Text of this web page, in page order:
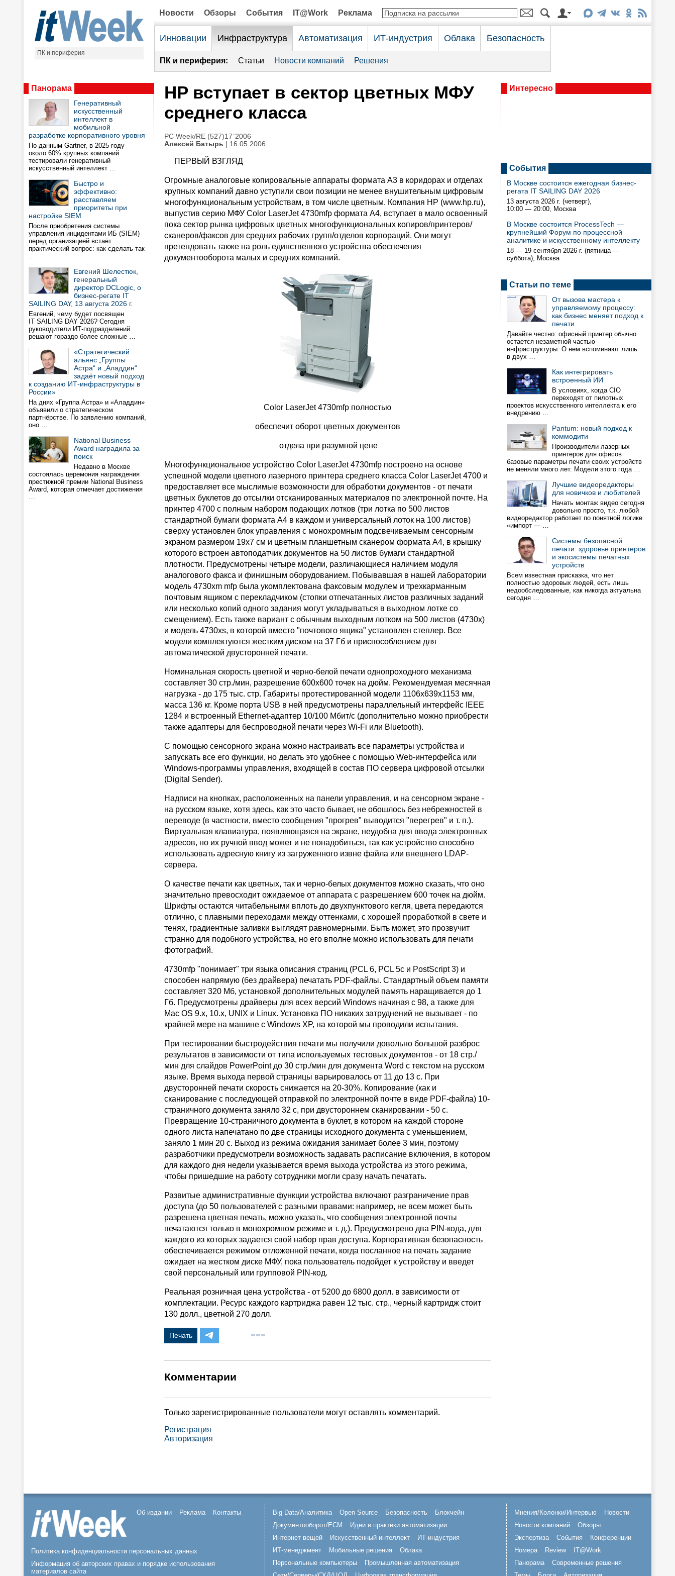
ПК и периферия
Новости Обзоры События IT@Work Реклама
Инновации Инфраструктура Автоматизация ИТ-индустрия Облака Безопасность
ПК и периферия: Статьи Новости компаний Решения
Панорама
Генеративный
искусственный
интеллект в
мобильной
разработке корпоративного уровня
По данным Gartner, в 2025 году
около 60% крупных компаний
тестировали генеративный
искусственный интеллект …
Быстро и
эффективно:
расставляем
приоритеты при
настройке SIEM
После приобретения системы
управления инцидентами ИБ (SIEM)
перед организацией встаёт
практический вопрос: как сделать так
…
Евгений Шелестюк,
генеральный
директор DCLogic, о
бизнес-регате IT
SAILING DAY, 13 августа 2026 г.
Евгений, чему будет посвящен
IT SAILING DAY 2026? Сегодня
руководители ИТ-подразделений
решают гораздо более сложные …
«Стратегический
альянс „Группы
Астра“ и „Аладдин“
задаёт новый подход
к созданию ИТ-инфраструктуры в
России»
На днях «Группа Астра» и «Аладдин»
объявили о стратегическом
партнёрстве. По заявлению компаний,
оно …
National Business
Award наградила за
поиск
Недавно в Москве
состоялась церемония награждения
престижной премии National Business
Award, которая отмечает достижения
…
HP вступает в сектор цветных МФУ
среднего класса
PC Week/RE (527)17`2006
Алексей Батырь | 16.05.2006
ПЕРВЫЙ ВЗГЛЯД
Огромные аналоговые копировальные аппараты формата А3 в коридорах и отделах
крупных компаний давно уступили свои позиции не менее внушительным цифровым
многофункциональным устройствам, в том числе цветным. Компания HP (www.hp.ru),
выпустив серию МФУ Color LaserJet 4730mfp формата А4, вступает в мало освоенный
пока сектор рынка цифровых цветных многофункциональных копиров/принтеров/
сканеров/факсов для средних рабочих групп/отделов корпораций. Они могут
претендовать также на роль единственного устройства обеспечения
документооборота малых и средних компаний.
Color LaserJet 4730mfp полностью
обеспечит оборот цветных документов
отдела при разумной цене
Многофункциональное устройство Color LaserJet 4730mfp построено на основе
успешной модели цветного лазерного принтера среднего класса Color LaserJet 4700 и
предоставляет все мыслимые возможности для обработки документов - от печати
цветных буклетов до отсылки отсканированных материалов по электронной почте. На
принтер 4700 с полным набором подающих лотков (три лотка по 500 листов
стандартной бумаги формата А4 в каждом и универсальный лоток на 100 листов)
сверху установлен блок управления с монохромным подсвечиваемым сенсорным
экраном размером 19х7 см и цветным планшетным сканером формата А4, в крышку
которого встроен автоподатчик документов на 50 листов бумаги стандартной
плотности. Предусмотрены четыре модели, различающиеся наличием модуля
аналогового факса и финишным оборудованием. Побывавшая в нашей лаборатории
модель 4730xm mfp была укомплектована факсовым модулем и трехкарманным
почтовым ящиком с перекладчиком (стопки отпечатанных листов различных заданий
или несколько копий одного задания могут укладываться в выходном лотке со
смещением). Есть также вариант с обычным выходным лотком на 500 листов (4730x)
и модель 4730xs, в которой вместо "почтового ящика" установлен степлер. Все
модели комплектуются жестким диском на 37 Гб и приспособлением для
автоматической двусторонней печати.
Номинальная скорость цветной и черно-белой печати однопроходного механизма
составляет 30 стр./мин, разрешение 600х600 точек на дюйм. Рекомендуемая месячная
нагрузка - до 175 тыс. стр. Габариты протестированной модели 1106х639х1153 мм,
масса 136 кг. Кроме порта USB в ней предусмотрены параллельный интерфейс IEEE
1284 и встроенный Ethernet-адаптер 10/100 Мбит/с (дополнительно можно приобрести
также адаптеры для беспроводной печати через Wi-Fi или Bluetooth).
С помощью сенсорного экрана можно настраивать все параметры устройства и
запускать все его функции, но делать это удобнее с помощью Web-интерфейса или
Windows-программы управления, входящей в состав ПО сервера цифровой отсылки
(Digital Sender).
Надписи на кнопках, расположенных на панели управления, и на сенсорном экране -
на русском языке, хотя здесь, как это часто бывает, не обошлось без небрежностей в
переводе (в частности, вместо сообщения "прогрев" выводится "перегрев" и т. п.).
Виртуальная клавиатура, появляющаяся на экране, неудобна для ввода электронных
адресов, но их ручной ввод может и не понадобиться, так как устройство способно
использовать адресную книгу из загруженного извне файла или внешнего LDAP-
сервера.
О качестве печати как цветных, так и черно-белых документов можно сказать, что оно
значительно превосходит ожидаемое от аппарата с разрешением 600 точек на дюйм.
Шрифты остаются читабельными вплоть до двухпунктового кегля, цвета передаются
отлично, с плавными переходами между оттенками, с хорошей проработкой в свете и
тенях, градиентные заливки выглядят равномерными. Быть может, это прозвучит
странно для подобного устройства, но его вполне можно использовать для печати
фотографий.
4730mfp "понимает" три языка описания страниц (PCL 6, PCL 5c и PostScript 3) и
способен напрямую (без драйвера) печатать PDF-файлы. Стандартный объем памяти
составляет 320 Мб, установкой дополнительных модулей память наращивается до 1
Гб. Предусмотрены драйверы для всех версий Windows начиная с 98, а также для
Mac OS 9.x, 10.x, UNIX и Linux. Установка ПО никаких затруднений не вызывает - по
крайней мере на машине с Windows XP, на которой мы проводили испытания.
При тестировании быстродействия печати мы получили довольно большой разброс
результатов в зависимости от типа используемых тестовых документов - от 18 стр./
мин для слайдов PowerPoint до 30 стр./мин для документа Word с текстом на русском
языке. Время выхода первой страницы варьировалось от 11 до 13 с. При
двусторонней печати скорость снижается на 20-30%. Копирование (как и
сканирование с последующей отправкой по электронной почте в виде PDF-файла) 10-
страничного документа заняло 32 с, при двустороннем сканировании - 50 с.
Превращение 10-страничного документа в буклет, в котором на каждой стороне
одного листа напечатано по две страницы исходного документа с уменьшением,
заняло 1 мин 20 с. Выход из режима ожидания занимает более 3 мин, поэтому
разработчики предусмотрели возможность задавать расписание включения, в котором
для каждого дня недели указывается время выхода устройства из этого режима,
чтобы пришедшие на работу сотрудники могли сразу начать печатать.
Развитые административные функции устройства включают разграничение прав
доступа (до 50 пользователей с разными правами: например, не всем может быть
разрешена цветная печать, можно указать, что сообщения электронной почты
печатаются только в монохромном режиме и т. д.). Предусмотрено два PIN-кода, для
каждого из которых задается свой набор прав доступа. Корпоративная безопасность
обеспечивается режимом отложенной печати, когда посланное на печать задание
ожидает на жестком диске МФУ, пока пользователь подойдет к устройству и введет
свой персональный или групповой PIN-код.
Реальная розничная цена устройства - от 5200 до 6800 долл. в зависимости от
комплектации. Ресурс каждого картриджа равен 12 тыс. стр., черный картридж стоит
130 долл., цветной 270 долл.
Печать
Комментарии
Только зарегистрированные пользователи могут оставлять комментарий.
Регистрация
Авторизация
Интересно
События
В Москве состоится ежегодная бизнес-
регата IT SAILING DAY 2026
13 августа 2026 г. (четверг),
10:00 — 20:00, Москва
В Москве состоится ProcessTech —
крупнейший Форум по процессной
аналитике и искусственному интеллекту
18 — 19 сентября 2026 г. (пятница —
суббота), Москва
Статьи по теме
От вызова мастера к
управляемому процессу:
как бизнес меняет подход к
печати
Давайте честно: офисный принтер обычно
остается незаметной частью
инфраструктуры. О нем вспоминают лишь
в двух …
Как интегрировать
встроенный ИИ
В условиях, когда CIO
переходят от пилотных
проектов искусственного интеллекта к его
внедрению …
Pantum: новый подход к
коммодити
Производители лазерных
принтеров для офисов
базовые параметры печати своих устройств
не меняли много лет. Модели этого года …
Лучшие видеоредакторы
для новичков и любителей
Начать монтаж видео сегодня
довольно просто, т.к. любой
видеоредактор работает по понятной логике
«импорт — …
Системы безопасной
печати: здоровье принтеров
и экосистемы печатных
устройств
Всем известная присказка, что нет
полностью здоровых людей, есть лишь
недообследованные, как никогда актуальна
сегодня …
Об издании Реклама Контакты
Политика конфиденциальности персональных данных
Информация об авторских правах и порядке использования
материалов сайта
Big Data/Аналитика Open Source Безопасность
Блокчейн
Документооборот/ECM
Идеи и практики автоматизации
Интернет вещей
Искусственный интеллект
ИТ-индустрия
ИТ-менеджмент
Мобильные решения
Облака
Персональные компьютеры
Промышленная автоматизация
Мнения/Колонки/Интервью
Новости
Новости компаний
Обзоры
Экспертиза
События
Конференции
Номера
Review
IT@Work
Панорама
Современные решения